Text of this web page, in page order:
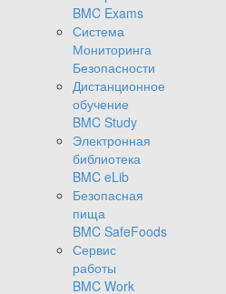
BMC Exams
Система
Мониторинга
Безопасности
Дистанционное
обучение
BMC Study
Электронная
библиотека
BMC eLib
Безопасная
пища
BMC SafeFoods
Сервис
работы
BMC Work